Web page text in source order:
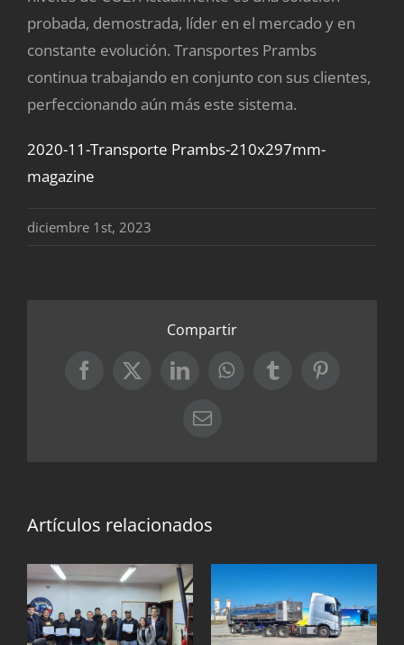
probada, demostrada, líder en el mercado y en
constante evolución. Transportes Prambs
continua trabajando en conjunto con sus clientes,
perfeccionando aún más este sistema.
2020-11-Transporte Prambs-210x297mm-
magazine
diciembre 1st, 2023
Compartir
Facebook
X LinkedInWhatsAppTumblrPinterest
Correo
Artículos relacionados